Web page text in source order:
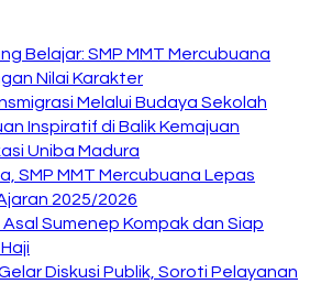
Belajar: SMP MMT Mercubuana
Nilai Karakter
Melalui Budaya Sekolah
Inspiratif di Balik Kemajuan
Uniba Madura
SMP MMT Mercubuana Lepas
2025/2026
Sumenep Kompak dan Siap
Diskusi Publik, Soroti Pelayanan